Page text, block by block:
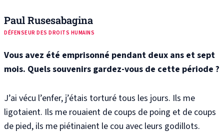
Paul Rusesabagina
DÉFENSEUR DES DROITS HUMAINS
Vous avez été emprisonné pendant deux ans et sept
mois. Quels souvenirs gardez-vous de cette période ?
J’ai vécu l’enfer, j’étais torturé tous les jours. Ils me
ligotaient. Ils me rouaient de coups de poing et de coups
de pied, ils me piétinaient le cou avec leurs godillots.